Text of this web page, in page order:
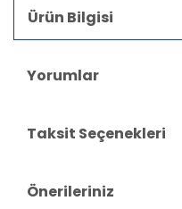
Ürün Bilgisi
Yorumlar
Taksit Seçenekleri
Önerileriniz